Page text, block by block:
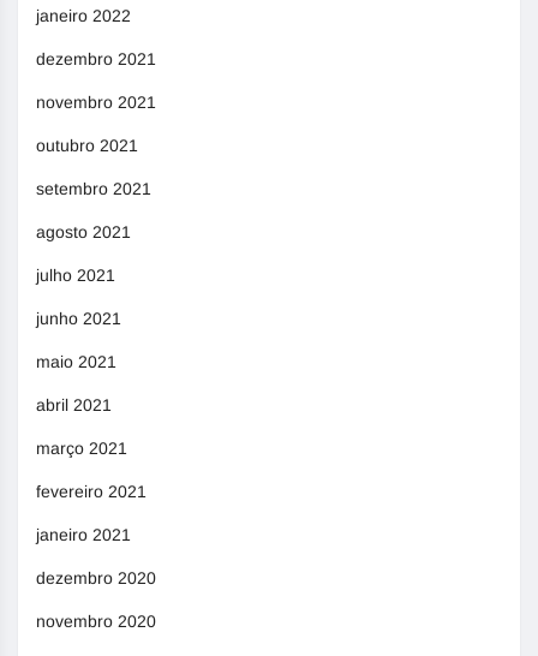
janeiro 2022
dezembro 2021
novembro 2021
outubro 2021
setembro 2021
agosto 2021
julho 2021
junho 2021
maio 2021
abril 2021
março 2021
fevereiro 2021
janeiro 2021
dezembro 2020
novembro 2020